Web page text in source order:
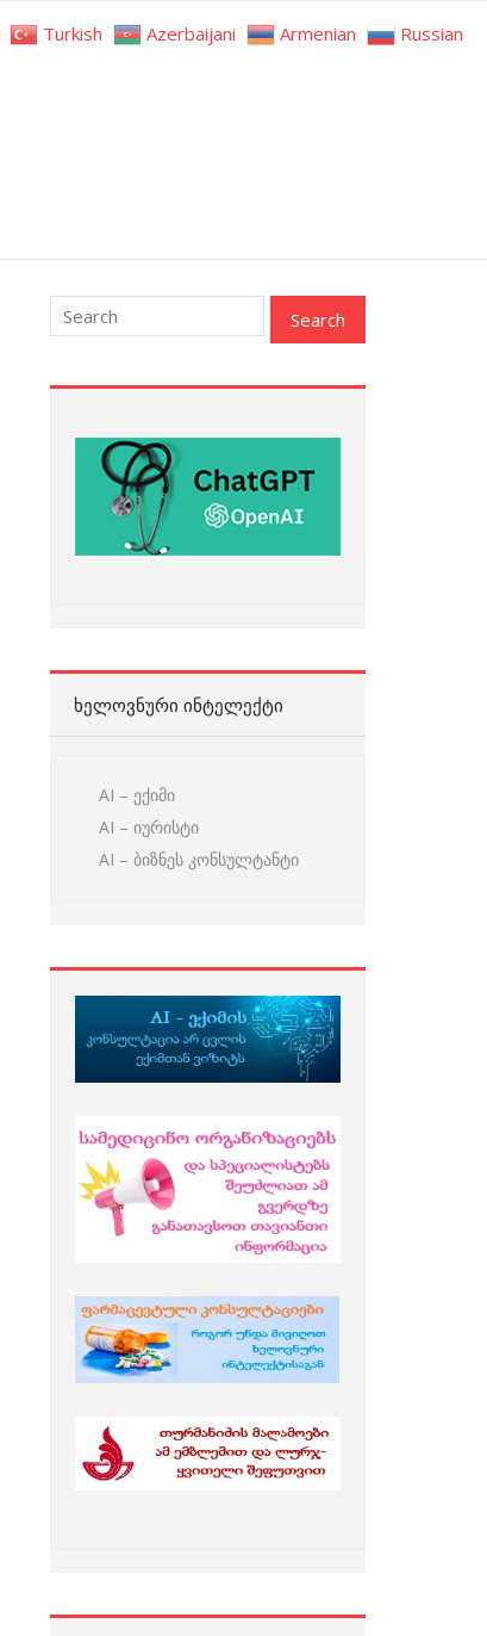
ᲮᲔᲚᲝᲕᲜᲣᲠᲘ ᲘᲜᲢᲔᲚᲔᲥᲢᲘ
AI – ექიმი
AI – იურისტი
AI – ბიზნეს კონსულტანტი
Turkish Azerbaijani Armenian Russian